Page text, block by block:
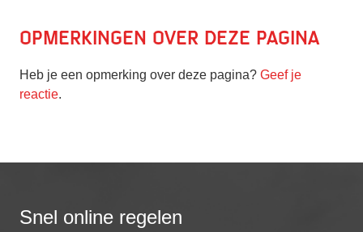
Opmerkingen over deze pagina
Heb je een opmerking over deze pagina? Geef je
reactie.
Snel online regelen